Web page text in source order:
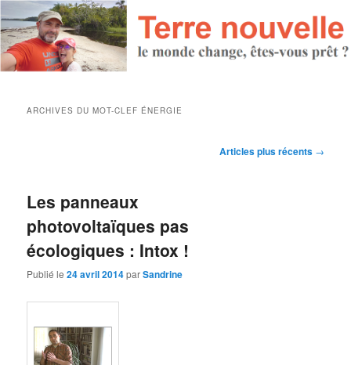
ARCHIVES DU MOT-CLEF ÉNERGIE
Articles plus récents →
Les panneaux
photovoltaïques pas
écologiques : Intox !
Publié le24 avril 2014parSandrine